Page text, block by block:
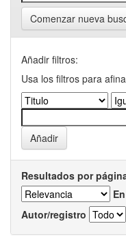
Comenzar nueva
Añadir filtros:
Usa los filtros para
Resultados por
Autor/registro